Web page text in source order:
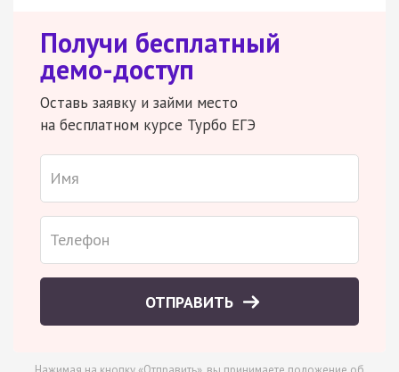
Получи бесплатный
демо-доступ
Оставь заявку и займи место
на бесплатном курсе Турбо ЕГЭ
ОТПРАВИТЬ